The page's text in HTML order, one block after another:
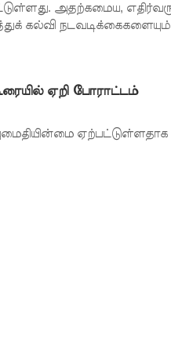
அதற்கமைய,
கல்வி நடவடிக்கைகளையும்
ஏறி போராட்டம்
ஏற்பட்டுள்ளதாக